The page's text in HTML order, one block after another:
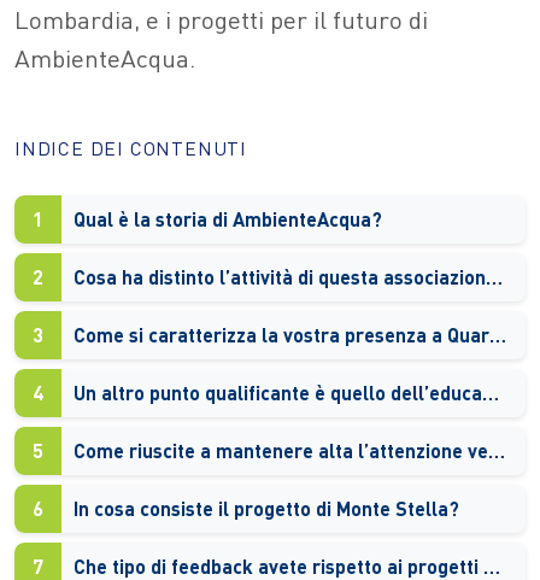
Lombardia, e i progetti per il futuro di
AmbienteAcqua.
INDICE DEI CONTENUTI
1 Qual è la storia di AmbienteAcqua?
2 Cosa ha distinto l’attività di questa associazione nel tempo?
3 Come si caratterizza la vostra presenza a Quarto Oggiaro?
4 Un altro punto qualificante è quello dell’educazione alla cittadinanza…
5 Come riuscite a mantenere alta l’attenzione verso la sostenibilità ambientale?
6 In cosa consiste il progetto di Monte Stella?
7 Che tipo di feedback avete rispetto ai progetti che proponete?